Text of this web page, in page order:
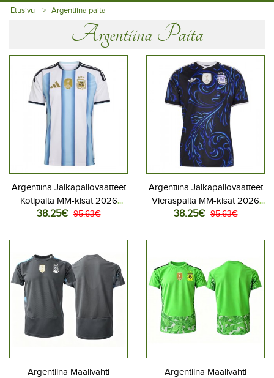
Etusivu Argentiina paita
Argentiina Paita
Argentiina Jalkapallovaatteet
Kotipaita MM-kisat 2026
Lyhythihainen
38.25€ 95.63€
Argentiina Jalkapallovaatteet
Vieraspaita MM-kisat 2026
Lyhythihainen
38.25€ 95.63€
Argentiina Maalivahti
Argentiina Maalivahti